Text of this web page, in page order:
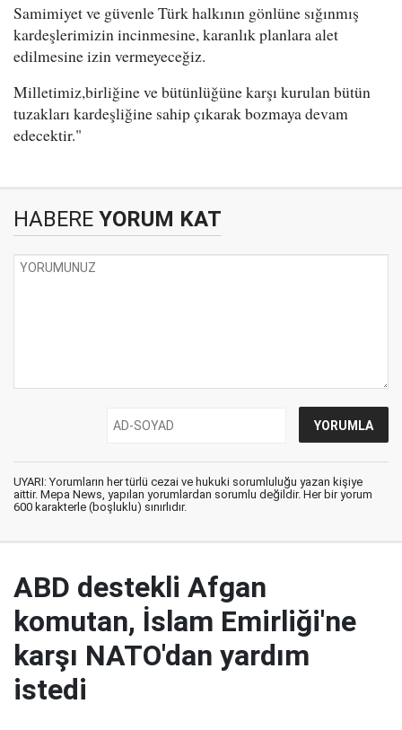
Samimiyet ve güvenle Türk halkının gönlüne sığınmış
kardeşlerimizin incinmesine, karanlık planlara alet
edilmesine izin vermeyeceğiz.
Milletimiz,birliğine ve bütünlüğüne karşı kurulan bütün
tuzakları kardeşliğine sahip çıkarak bozmaya devam
edecektir."
HABERE YORUM KAT
UYARI: Yorumların her türlü cezai ve hukuki sorumluluğu yazan kişiye
aittir. Mepa News, yapılan yorumlardan sorumlu değildir. Her bir yorum
600 karakterle (boşluklu) sınırlıdır.
ABD destekli Afgan
komutan, İslam Emirliği'ne
karşı NATO'dan yardım
istedi